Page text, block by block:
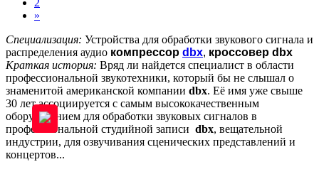
2
»
Специализация: Устройства для обработки звукового сигнала и
распределения аудио компрессор dbx, кроссовер dbx
Краткая история: Вряд ли найдется специалист в области
профессиональной звукотехники, который бы не слышал о
знаменитой американской компании dbx. Её имя уже свыше
30 лет ассоциируется с самым высококачественным
оборудованием для обработки звуковых сигналов в
профессиональной студийной записи dbx, вещательной
индустрии, для озвучивания сценических представлений и
концертов...